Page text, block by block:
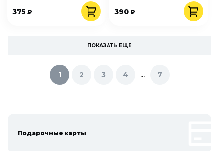
375 ₽ 390₽
ПОКАЗАТЬ ЕЩЕ
1 2 3 4 ... 7
Подарочные карты